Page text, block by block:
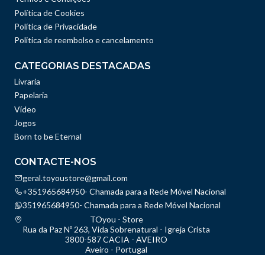
Política de Cookies
Política de Privacidade
Politica de reembolso e cancelamento
CATEGORIAS DESTACADAS
Livraria
Papelaria
Vídeo
Jogos
Born to be Eternal
CONTACTE-NOS
geral.toyoustore@gmail.com
+351965684950- Chamada para a Rede Móvel Nacional
351965684950- Chamada para a Rede Móvel Nacional
TOyou - Store
Rua da Paz Nº 263, Vida Sobrenatural - Igreja Crista
3800-587 CACIA - AVEIRO
Aveiro - Portugal